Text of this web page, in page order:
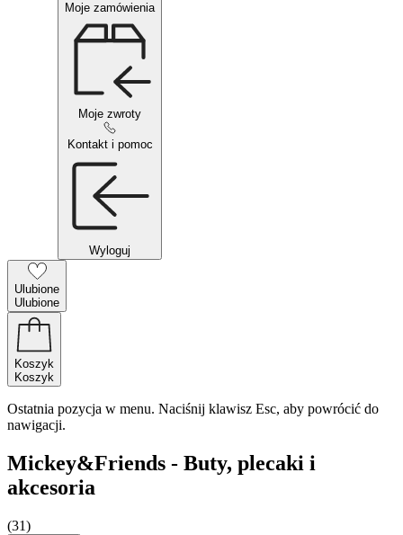
Moje zamówienia
Moje zwroty
Kontakt i pomoc
Wyloguj
Ulubione
Ulubione
Koszyk
Koszyk
Ostatnia pozycja w menu. Naciśnij klawisz Esc, aby powrócić do
nawigacji.
Mickey&Friends - Buty, plecaki i
akcesoria
(31)